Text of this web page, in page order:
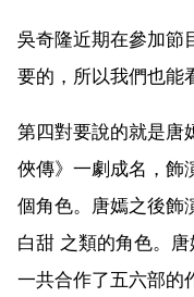
吳奇隆近期在參加節
要的，所以我們也能
第四對要說的就是唐
俠傳》一劇成名，飾
個角色。唐嫣之後飾
白甜 之類的角色。
一共合作了五六部的